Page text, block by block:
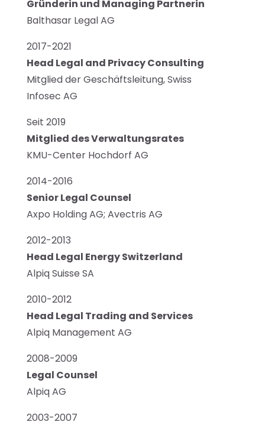
Gründerin und Managing Partnerin
Balthasar Legal AG
2017-2021
Head Legal and Privacy Consulting
Mitglied der Geschäftsleitung, Swiss
Infosec AG
Seit 2019
Mitglied des Verwaltungsrates
KMU-Center Hochdorf AG
2014-2016
Senior Legal Counsel
Axpo Holding AG; Avectris AG
2012-2013
Head Legal Energy Switzerland
Alpiq Suisse SA
2010-2012
Head Legal Trading and Services
Alpiq Management AG
2008-2009
Legal Counsel
Alpiq AG
2003-2007